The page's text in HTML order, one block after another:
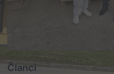
Članci